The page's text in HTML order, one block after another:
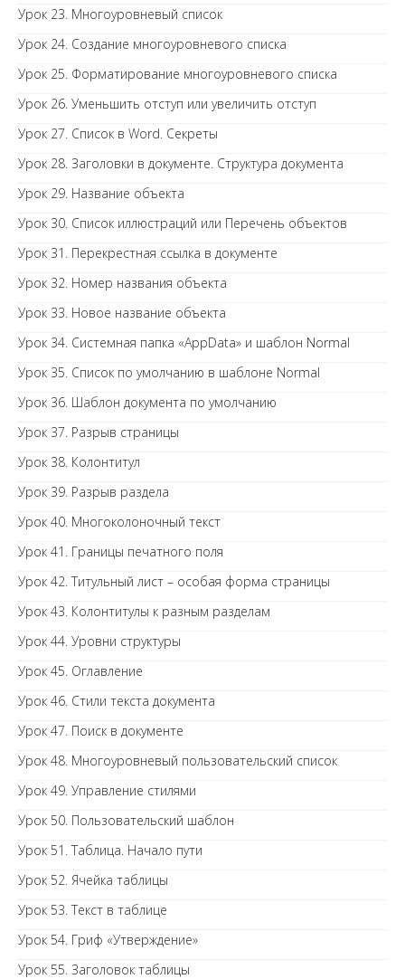
Урок 23. Многоуровневый список
Урок 24. Создание многоуровневого списка
Урок 25. Форматирование многоуровневого списка
Урок 26. Уменьшить отступ или увеличить отступ
Урок 27. Список в Word. Секреты
Урок 28. Заголовки в документе. Структура документа
Урок 29. Название объекта
Урок 30. Список иллюстраций или Перечень объектов
Урок 31. Перекрестная ссылка в документе
Урок 32. Номер названия объекта
Урок 33. Новое название объекта
Урок 34. Системная папка «AppData» и шаблон Normal
Урок 35. Список по умолчанию в шаблоне Normal
Урок 36. Шаблон документа по умолчанию
Урок 37. Разрыв страницы
Урок 38. Колонтитул
Урок 39. Разрыв раздела
Урок 40. Многоколоночный текст
Урок 41. Границы печатного поля
Урок 42. Титульный лист – особая форма страницы
Урок 43. Колонтитулы к разным разделам
Урок 44. Уровни структуры
Урок 45. Оглавление
Урок 46. Стили текста документа
Урок 47. Поиск в документе
Урок 48. Многоуровневый пользовательский список
Урок 49. Управление стилями
Урок 50. Пользовательский шаблон
Урок 51. Таблица. Начало пути
Урок 52. Ячейка таблицы
Урок 53. Текст в таблице
Урок 54. Гриф «Утверждение»
Урок 55. Заголовок таблицы